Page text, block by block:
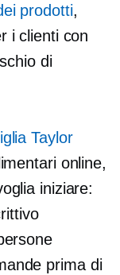
prodotti,
i clienti con
di
Taylor
online,
iniziare:
prima di